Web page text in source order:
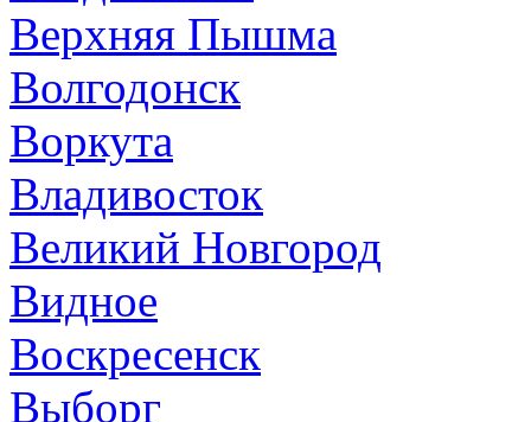
Верхняя Пышма
Волгодонск
Воркута
Владивосток
Великий Новгород
Видное
Воскресенск
Выборг